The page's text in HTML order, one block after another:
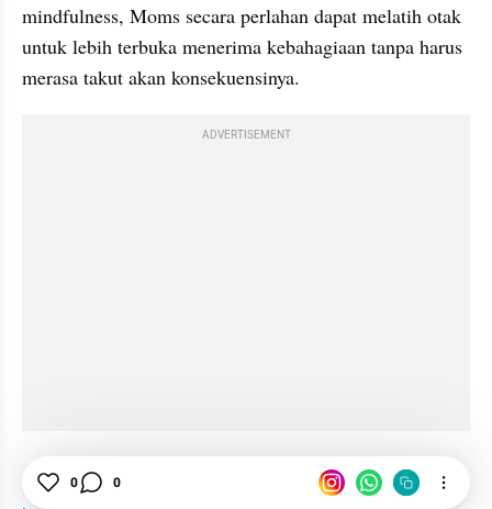
mindfulness, Moms secara perlahan dapat melatih otak
untuk lebih terbuka menerima kebahagiaan tanpa harus
merasa takut akan konsekuensinya.
ADVERTISEMENT
Kesehatan Mental
Mindfulness
0 0